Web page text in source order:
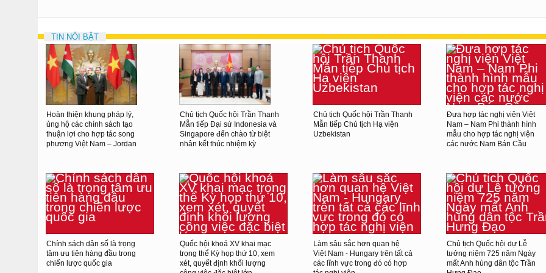
TIN NỔI BẬT
Hoàn thiện khung pháp lý,
ủng hộ các chính sách tạo
thuận lợi cho hợp tác song
phương Việt Nam – Jordan
Chủ tịch Quốc hội Trần Thanh
Mẫn tiếp Đại sứ Indonesia và
Singapore đến chào từ biệt
nhân kết thúc nhiệm kỳ
Chủ tịch Quốc hội Trần Thanh
Mẫn tiếp Chủ tịch Hạ viện
Uzbekistan
Đưa hợp tác nghị viện Việt
Nam – Nam Phi thành hình
mẫu cho hợp tác nghị viện
các nước Nam Bán Cầu
Chính sách dân số là trọng
tâm ưu tiên hàng đầu trong
chiến lược quốc gia
Quốc hội khoá XV khai mạc
trọng thể Kỳ họp thứ 10, xem
xét, quyết định khối lượng
Làm sâu sắc hơn quan hệ
Việt Nam - Hungary trên tất cả
các lĩnh vực trong đó có hợp
Chủ tịch Quốc hội dự Lễ
tưởng niệm 725 năm Ngày
mất Anh hùng dân tộc Trần